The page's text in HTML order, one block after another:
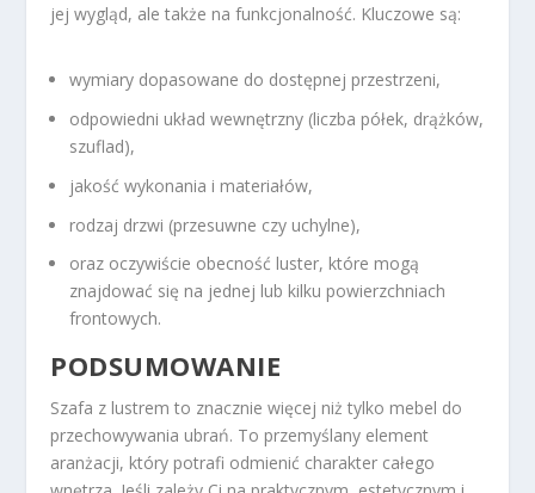
jej wygląd, ale także na funkcjonalność. Kluczowe są:
wymiary dopasowane do dostępnej przestrzeni,
odpowiedni układ wewnętrzny (liczba półek, drążków,
szuflad),
jakość wykonania i materiałów,
rodzaj drzwi (przesuwne czy uchylne),
oraz oczywiście obecność luster, które mogą
znajdować się na jednej lub kilku powierzchniach
frontowych.
PODSUMOWANIE
Szafa z lustrem to znacznie więcej niż tylko mebel do
przechowywania ubrań. To przemyślany element
aranżacji, który potrafi odmienić charakter całego